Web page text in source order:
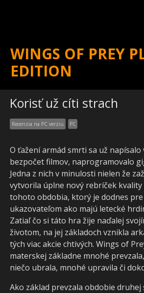
WINGS OF PREY
EDITION
Korisť už cíti strach
Recenzia na PC verziu PC
O ťažení armád smrti sa už
bezpočet filmov, naprogramovalo
Jedna z nich v minulosti nielen že
vytvorila úplne nový rebríček
tohoto obdobia, ktorý je dodnes pre
ukazovateľom ako majú letecké
Zatiaľ čo si táto hra žije naďalej
životom, na jej základoch vznikla
tých viac akcie chtivých. Wings of
materskej základne mnohé
niečo ubrala, mnohé upravila či
Ako základ prevzala obdobie druhej